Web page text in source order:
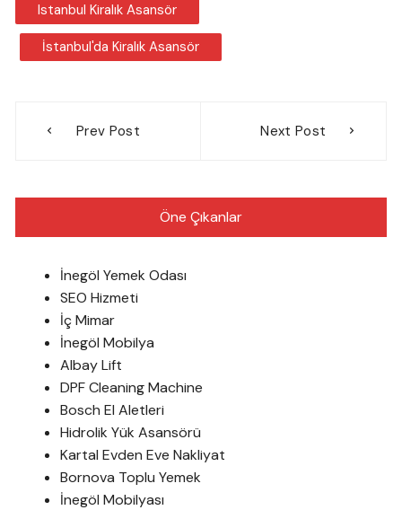
Istanbul Kiralık Asansör
İstanbul'da Kiralık Asansör
gezinmesi
Prev Post Next Post
Öne Çıkanlar
İnegöl Yemek Odası
SEO Hizmeti
İç Mimar
İnegöl Mobilya
Albay Lift
DPF Cleaning Machine
Bosch El Aletleri
Hidrolik Yük Asansörü
Kartal Evden Eve Nakliyat
Bornova Toplu Yemek
İnegöl Mobilyası